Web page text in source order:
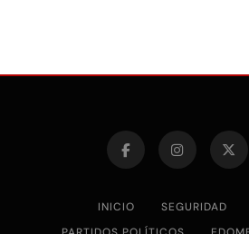
INICIO SEGURIDAD